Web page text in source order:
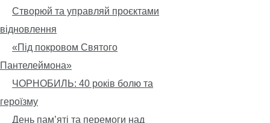
Створюй та управляй проєктами
відновлення
«Під покровом Святого
Пантелеймона»
ЧОРНОБИЛЬ: 40 років болю та
героїзму
День пам’яті та перемоги над